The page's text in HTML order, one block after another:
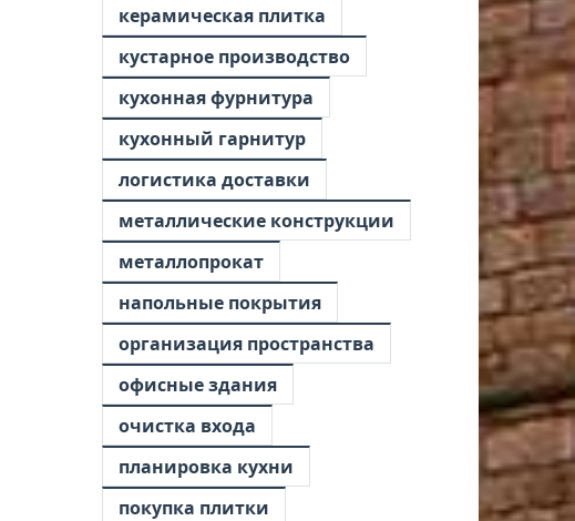
керамическая плитка
кустарное производство
кухонная фурнитура
кухонный гарнитур
логистика доставки
металлические конструкции
металлопрокат
напольные покрытия
организация пространства
офисные здания
очистка входа
планировка кухни
покупка плитки